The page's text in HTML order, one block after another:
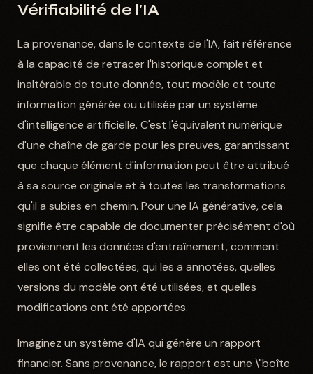
Vérifiabilité de l'IA
La provenance, dans le contexte de l'IA, fait référence
à la capacité de retracer l'historique complet et
inaltérable de toute donnée, tout modèle et toute
information générée ou utilisée par un système
d'intelligence artificielle. C'est l'équivalent numérique
d'une chaîne de garde pour les preuves, garantissant
que chaque élément d'information peut être attribué
à sa source originale et à toutes les transformations
qu'il a subies en chemin. Pour une IA générative, cela
signifie être capable de documenter précisément d'où
proviennent les données d'entraînement, comment
elles ont été collectées, qui les a annotées, quelles
versions du modèle ont été utilisées, et quelles
modifications ont été apportées.
Imaginez un système d'IA qui génère un rapport
financier. Sans provenance, le rapport est une \"boîte